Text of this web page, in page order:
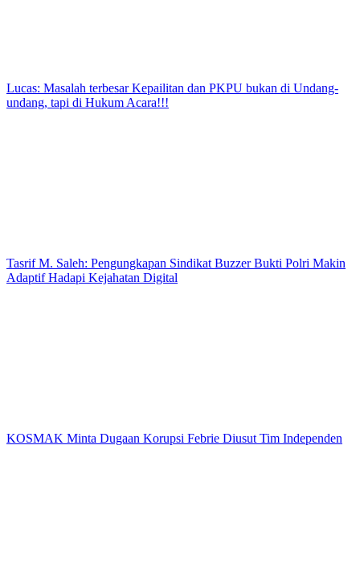
Lucas: Masalah terbesar Kepailitan dan PKPU bukan di Undang-
undang, tapi di Hukum Acara!!!
Tasrif M. Saleh: Pengungkapan Sindikat Buzzer Bukti Polri Makin
Adaptif Hadapi Kejahatan Digital
KOSMAK Minta Dugaan Korupsi Febrie Diusut Tim Independen